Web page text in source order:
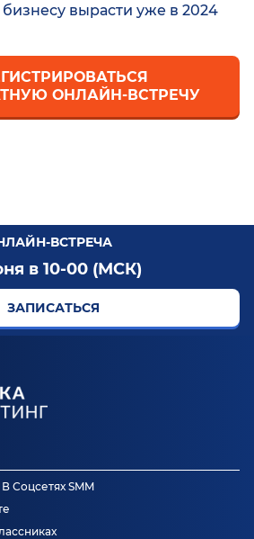
вырасти уже в 2024
ОНЛАЙН-ВСТРЕЧУ
ВСТРЕЧА
в 10-00 (МСК)
ЗАПИСАТЬСЯ
Соцсетях SMM